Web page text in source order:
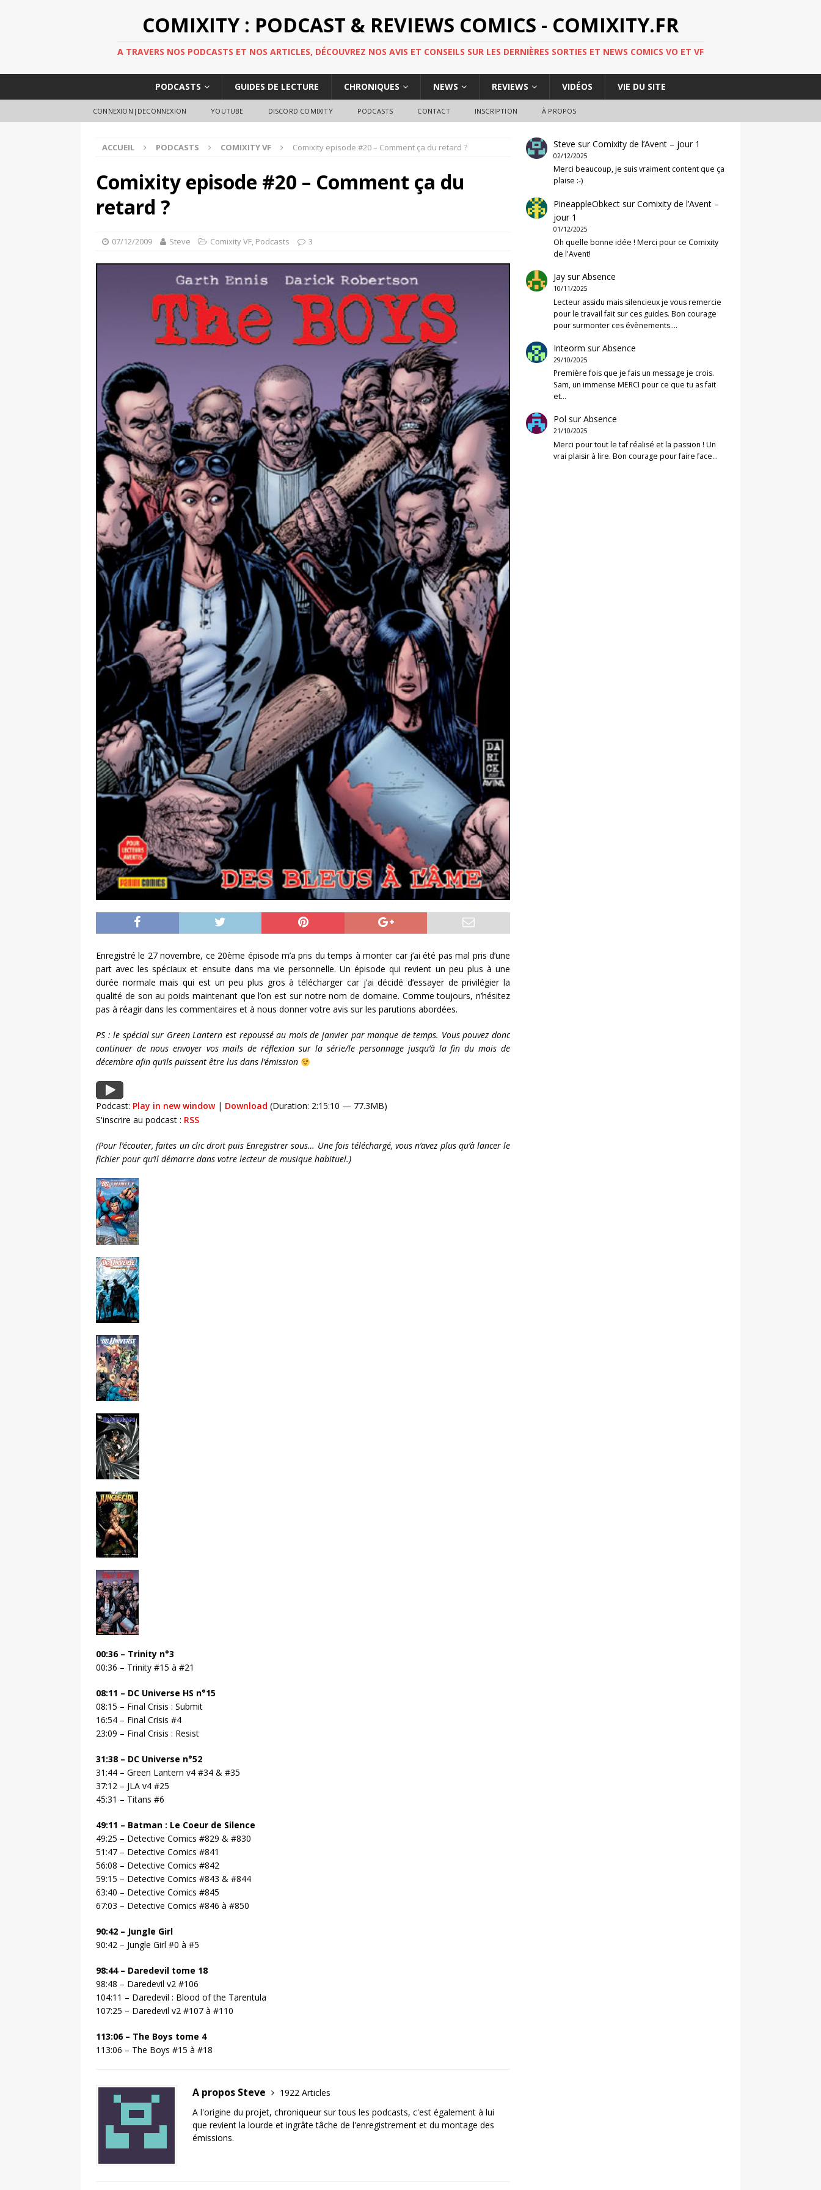
COMIXITY : PODCAST & REVIEWS COMICS - COMIXITY.FR
A TRAVERS NOS PODCASTS ET NOS ARTICLES, DÉCOUVREZ NOS AVIS ET CONSEILS SUR LES DERNIÈRES SORTIES ET NEWS COMICS VO ET VF
PODCASTS GUIDES DE LECTURE CHRONIQUES NEWS REVIEWS VIDÉOS VIE DU SITE
CONNEXION|DECONNEXION YOUTUBE DISCORD COMIXITY PODCASTS CONTACT INSCRIPTION À PROPOS
ACCUEIL PODCASTS COMIXITY VF Comixity episode #20 – Comment ça du retard ?
Comixity episode #20 – Comment ça du
retard ?
07/12/2009 Steve Comixity VF, Podcasts 3
Enregistré le 27 novembre, ce 20ème épisode m’a pris du temps à monter car j’ai été pas mal pris d’une
part avec les spéciaux et ensuite dans ma vie personnelle. Un épisode qui revient un peu plus à une
durée normale mais qui est un peu plus gros à télécharger car j’ai décidé d’essayer de privilégier la
qualité de son au poids maintenant que l’on est sur notre nom de domaine. Comme toujours, n’hésitez
pas à réagir dans les commentaires et à nous donner votre avis sur les parutions abordées.
PS : le spécial sur Green Lantern est repoussé au mois de janvier par manque de temps. Vous pouvez donc
continuer de nous envoyer vos mails de réflexion sur la série/le personnage jusqu’à la fin du mois de
décembre afin qu’ils puissent être lus dans l’émission
Podcast: Play in new window| Download (Duration: 2:15:10 — 77.3MB)
S'inscrire au podcast : RSS
(Pour l’écouter, faites un clic droit puis Enregistrer sous… Une fois téléchargé, vous n’avez plus qu’à lancer le
fichier pour qu’il démarre dans votre lecteur de musique habituel.)
00:36 – Trinity n°3
00:36 – Trinity #15 à #21
08:11 – DC Universe HS n°15
08:15 – Final Crisis : Submit
16:54 – Final Crisis #4
23:09 – Final Crisis : Resist
31:38 – DC Universe n°52
31:44 – Green Lantern v4 #34 & #35
37:12 – JLA v4 #25
45:31 – Titans #6
49:11 – Batman : Le Coeur de Silence
49:25 – Detective Comics #829 & #830
51:47 – Detective Comics #841
56:08 – Detective Comics #842
59:15 – Detective Comics #843 & #844
63:40 – Detective Comics #845
67:03 – Detective Comics #846 à #850
90:42 – Jungle Girl
90:42 – Jungle Girl #0 à #5
98:44 – Daredevil tome 18
98:48 – Daredevil v2 #106
104:11 – Daredevil : Blood of the Tarentula
107:25 – Daredevil v2 #107 à #110
113:06 – The Boys tome 4
113:06 – The Boys #15 à #18
A propos Steve
1922 Articles
A l'origine du projet, chroniqueur sur tous les podcasts, c'est également à lui
que revient la lourde et ingrâte tâche de l'enregistrement et du montage des
émissions.
Steve surComixity de l’Avent – jour 1
02/12/2025
Merci beaucoup, je suis vraiment content que ça
plaise :-)
PineappleObkect surComixity de l’Avent –
jour 1
01/12/2025
Oh quelle bonne idée ! Merci pour ce Comixity
de l'Avent!
Jay surAbsence
10/11/2025
Lecteur assidu mais silencieux je vous remercie
pour le travail fait sur ces guides. Bon courage
pour surmonter ces évènements.…
Inteorm surAbsence
29/10/2025
Première fois que je fais un message je crois.
Sam, un immense MERCI pour ce que tu as fait
et…
Pol surAbsence
21/10/2025
Merci pour tout le taf réalisé et la passion ! Un
vrai plaisir à lire. Bon courage pour faire face…